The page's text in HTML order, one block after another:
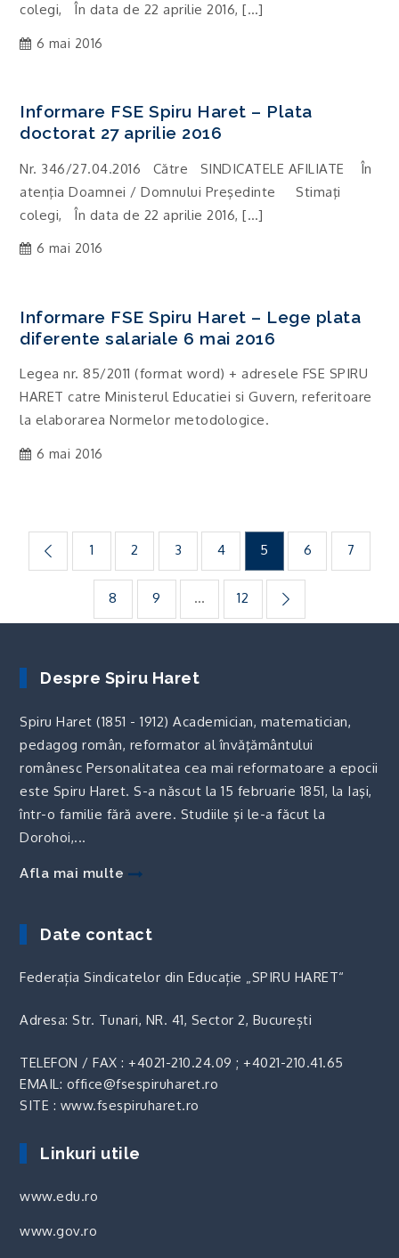
colegi, În data de 22 aprilie 2016, […]
6 mai 2016
Informare FSE Spiru Haret – Plata
doctorat 27 aprilie 2016
Nr. 346/27.04.2016 Către SINDICATELE AFILIATE În
atenţia Doamnei / Domnului Preşedinte Stimaţi
colegi, În data de 22 aprilie 2016, […]
6 mai 2016
Informare FSE Spiru Haret – Lege plata
diferente salariale 6 mai 2016
Legea nr. 85/2011 (format word) + adresele FSE SPIRU
HARET catre Ministerul Educatiei si Guvern, referitoare
la elaborarea Normelor metodologice.
6 mai 2016
Paginație
articole
1 2 3 4 5 6 7
8 9 … 12
Despre Spiru Haret
Spiru Haret (1851 - 1912) Academician, matematician,
pedagog român, reformator al învăţământului
românesc Personalitatea cea mai reformatoare a epocii
este Spiru Haret. S-a născut la 15 februarie 1851, la Iaşi,
într-o familie fără avere. Studiile şi le-a făcut la
Dorohoi,...
Afla mai multe
Date contact
Federația Sindicatelor din Educație „SPIRU HARET“
Adresa: Str. Tunari, NR. 41, Sector 2, București
TELEFON / FAX :+4021-210.24.09 ;+4021-210.41.65
EMAIL: office@fsespiruharet.ro
SITE : www.fsespiruharet.ro
Linkuri utile
www.edu.ro
www.gov.ro